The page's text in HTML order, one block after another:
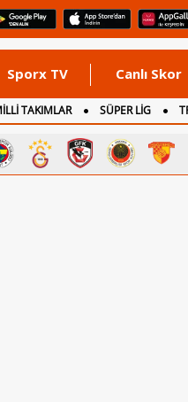
Sporx TV Canlı Skor
TAKIMLAR SÜPER LİG